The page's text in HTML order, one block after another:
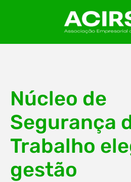
Núcleo de
Segurança
Trabalho
gestão